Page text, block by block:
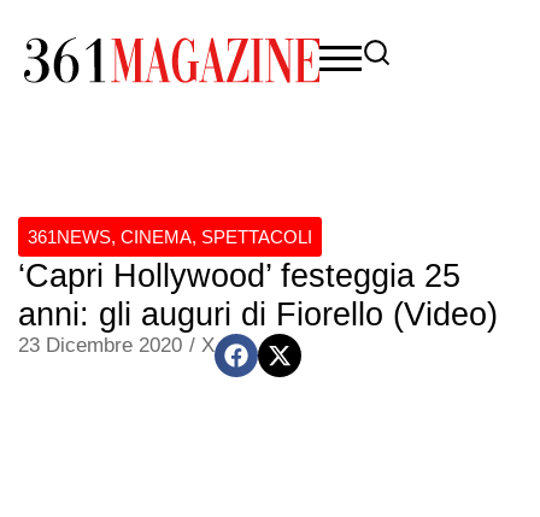
361NEWS, CINEMA, SPETTACOLI
‘Capri Hollywood’ festeggia 25
anni: gli auguri di Fiorello (Video)
23 Dicembre 2020 / X